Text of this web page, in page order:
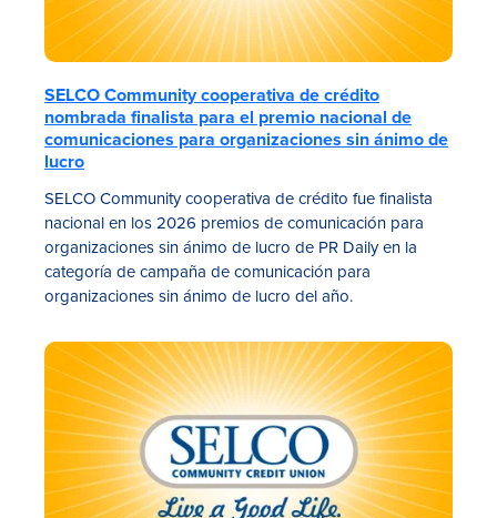
SELCO Community cooperativa de crédito
nombrada finalista para el premio nacional de
comunicaciones para organizaciones sin ánimo de
lucro
SELCO Community cooperativa de crédito fue finalista
nacional en los 2026 premios de comunicación para
organizaciones sin ánimo de lucro de PR Daily en la
categoría de campaña de comunicación para
organizaciones sin ánimo de lucro del año.